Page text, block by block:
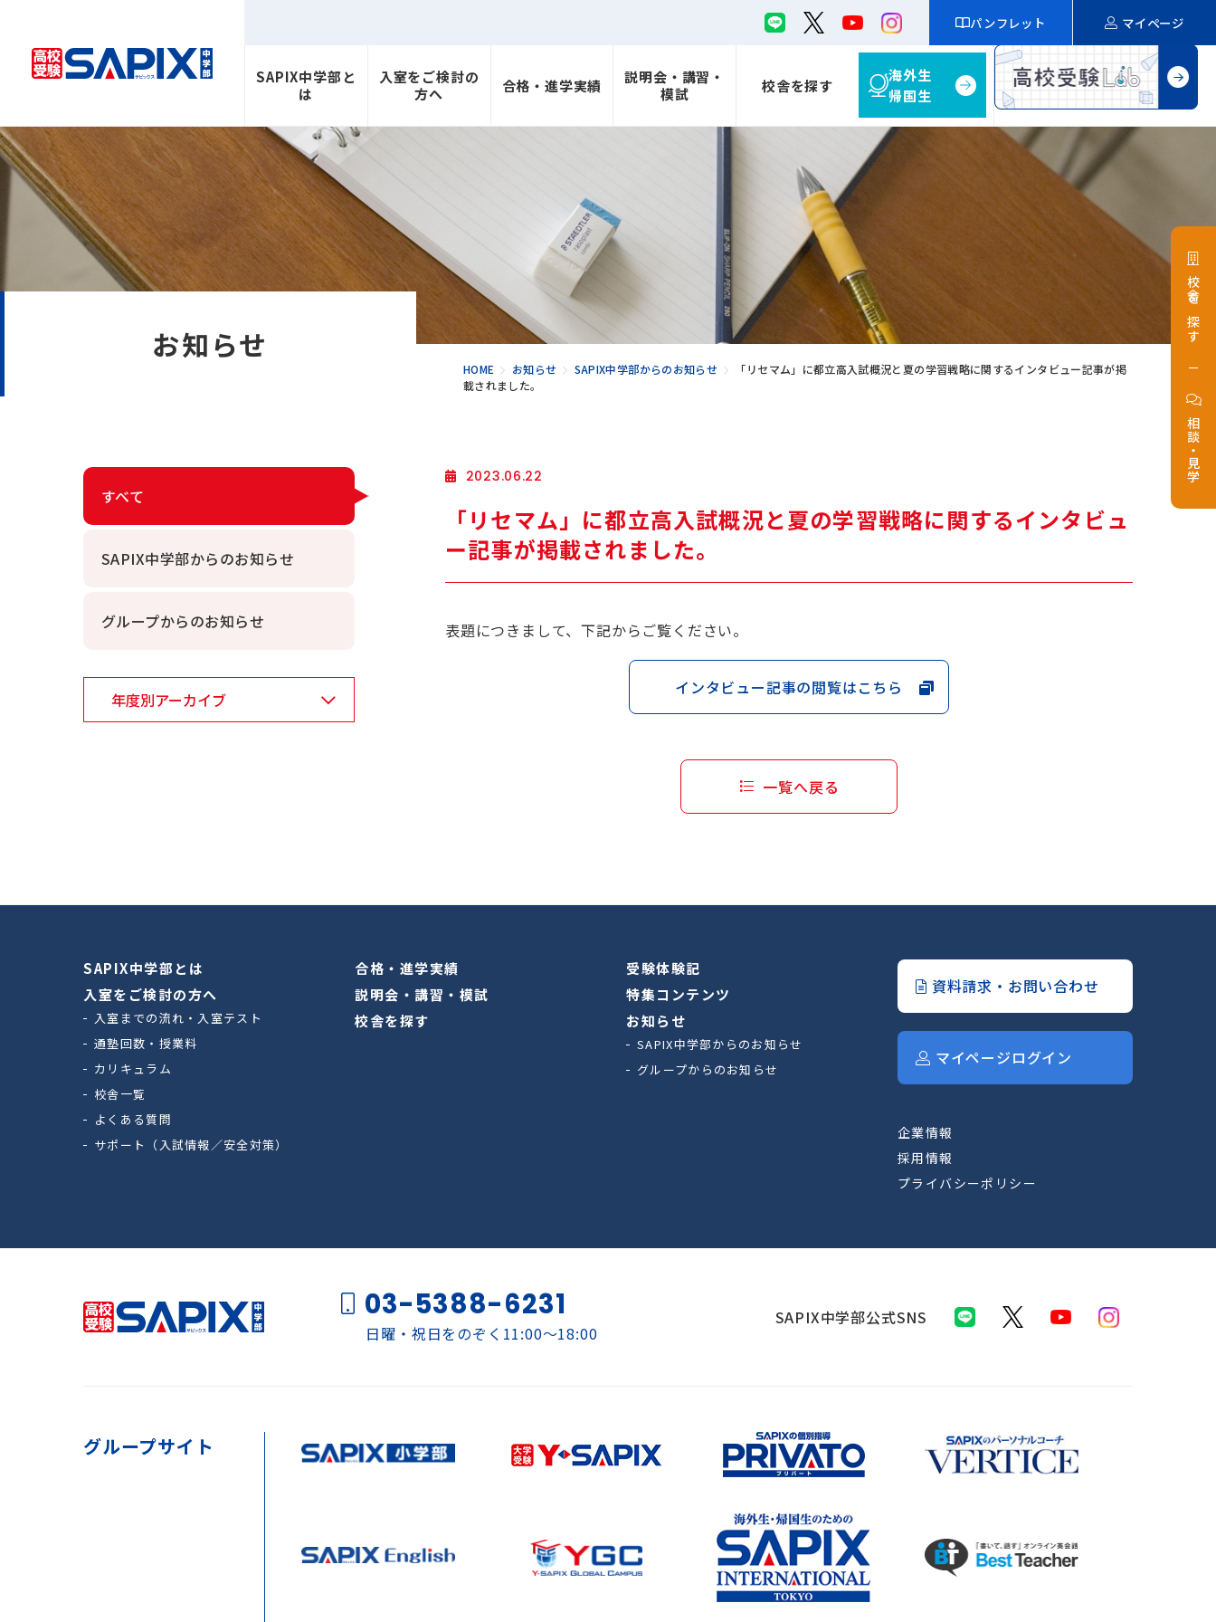
SAPIX中学部と
は
入室をご検討の
方へ
合格・進学実績
説明会・講習・
模試
校舎を探す
海外生
帰国生
パンフレット マイページ
お知らせ
HOME お知らせ SAPIX中学部からのお知らせ
「リセマム」に都立高入試概況と夏の学習戦略に関するインタビュー記事が掲
載されました。
すべて
SAPIX中学部からのお知らせ
グループからのお知らせ
2023.06.22
「リセマム」に都立高入試概況と夏の学習戦略に関するインタビュ
ー記事が掲載されました。
表題につきまして、下記からご覧ください。
インタビュー記事の閲覧はこちら
一覧へ戻る
SAPIX中学部とは
入室をご検討の方へ
入室までの流れ・入室テスト
通塾回数・授業料
カリキュラム
校舎一覧
よくある質問
サポート（入試情報／安全対策）
合格・進学実績
説明会・講習・模試
校舎を探す
受験体験記
特集コンテンツ
お知らせ
SAPIX中学部からのお知らせ
グループからのお知らせ
資料請求・お問い合わせ
マイページログイン
企業情報
採用情報
プライバシーポリシー
03-5388-6231
日曜・祝日をのぞく11:00～18:00
SAPIX中学部公式SNS
グループサイト
校舎を探す
相談・見学